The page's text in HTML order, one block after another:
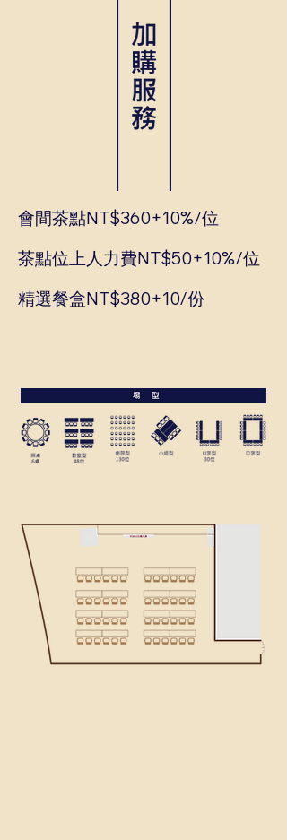
會間茶點NT$360+10%/位
茶點位上人力費NT$50+10%/位
精選餐盒NT$380+10/份